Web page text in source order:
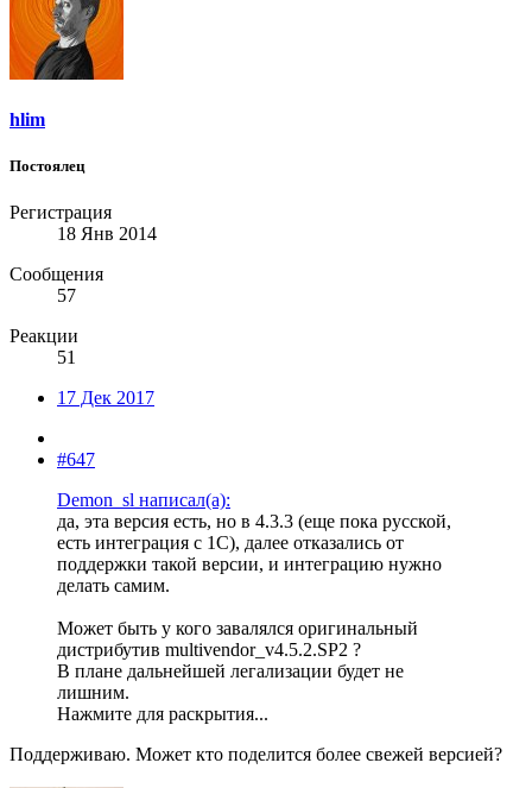
hlim
Постоялец
Регистрация
18 Янв 2014
Сообщения
57
Реакции
51
17 Дек 2017
#647
Demon_sl написал(а):
да, эта версия есть, но в 4.3.3 (еще пока русской,
есть интеграция с 1С), далее отказались от
поддержки такой версии, и интеграцию нужно
делать самим.
Может быть у кого завалялся оригинальный
дистрибутив multivendor_v4.5.2.SP2 ?
В плане дальнейшей легализации будет не
лишним.
Нажмите для раскрытия...
Поддерживаю. Может кто поделится более свежей версией?